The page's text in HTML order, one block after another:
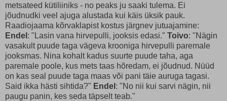
metsateed kütiliiniks - no peaks ju saaki tulema. Ei
jõudnudki veel ajuga alustada kui käis üksik pauk.
Raadiojaama kõrvaklapist kostus järgnev jutuajamine:
Endel : "Lasin vana hirvepulli, jooksis edasi." Toivo: "Nägin
vasakult puude taga vägeva krooniga hirvepulli paremale
jooksmas. Nina kohalt kadus suurte puude taha, aga
paremale poole, kus mets taas hõredam, ei jõudnud. Nüüd
on kas seal puude taga maas või pani täie auruga tagasi.
Said ikka hästi sihtida?" Endel : "No nii kui sarvi nägin, nii
paugu panin, kes seda täpselt teab."